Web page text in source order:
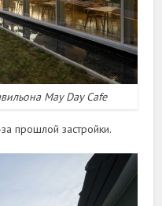
May Day Cafe
прошлой застройки.